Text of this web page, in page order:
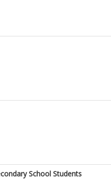
School Students